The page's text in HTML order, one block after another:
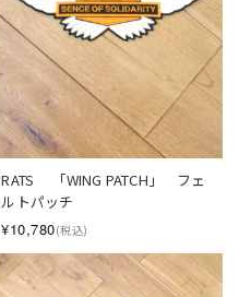
RATS　 「WING PATCH」　フェ
ルトパッチ
¥10,780(税込)